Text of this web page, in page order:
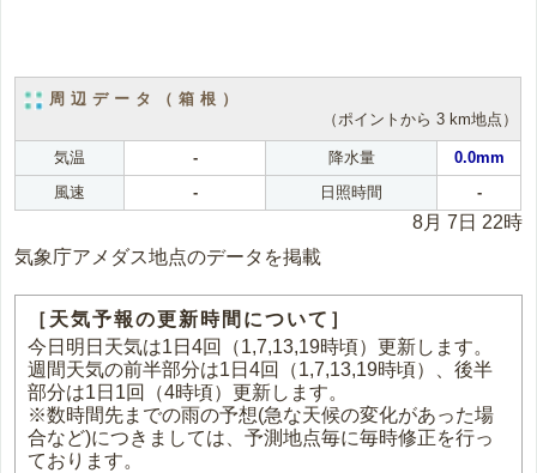
周辺データ（箱根）
（ポイントから 3 km地点）
気温 - 降水量
0.0mm
風速
- 日照時間 -
8月 7日 22時
気象庁アメダス地点のデータを掲載
［天気予報の更新時間について］
今日明日天気は1日4回（1,7,13,19時頃）更新します。
週間天気の前半部分は1日4回（1,7,13,19時頃）、後半
部分は1日1回（4時頃）更新します。
※数時間先までの雨の予想(急な天候の変化があった場
合など)につきましては、予測地点毎に毎時修正を行っ
ております。